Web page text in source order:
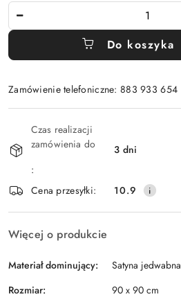
Do koszyka
Zamówienie telefoniczne: 883 933 654
dostawa
Czas realizacji
zamówienia do
:
3 dni
Cena przesyłki: 10.9
Więcej o produkcie
Materiał dominujący:
Satyna jedwabna
Rozmiar:
90 x 90 cm